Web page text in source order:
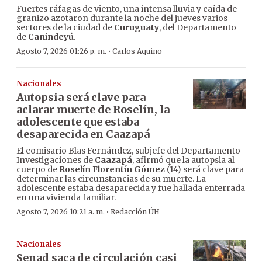
Fuertes ráfagas de viento, una intensa lluvia y caída de
granizo azotaron durante la noche del jueves varios
sectores de la ciudad de Curuguaty, del Departamento
de Canindeyú.
Agosto 7, 2026 01:26 p. m. · Carlos Aquino
Nacionales
Autopsia será clave para
aclarar muerte de Roselín, la
adolescente que estaba
desaparecida en Caazapá
El comisario Blas Fernández, subjefe del Departamento
Investigaciones de Caazapá, afirmó que la autopsia al
cuerpo de Roselín Florentín Gómez (14) será clave para
determinar las circunstancias de su muerte. La
adolescente estaba desaparecida y fue hallada enterrada
en una vivienda familiar.
Agosto 7, 2026 10:21 a. m. · Redacción ÚH
Nacionales
Senad saca de circulación casi